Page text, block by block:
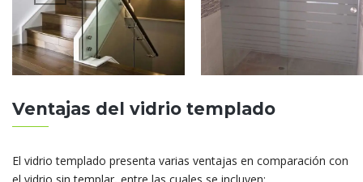
Ventajas del vidrio templado
El vidrio templado presenta varias ventajas en comparación con